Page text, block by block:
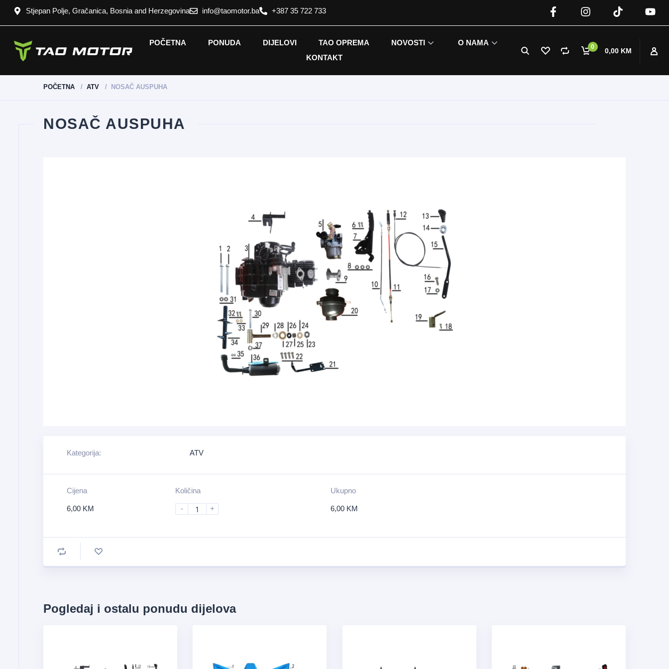
Stjepan Polje, Gračanica, Bosnia and Herzegovina info@taomotor.ba +387 35 722 733
0 0,00 KM
POČETNA PONUDA DIJELOVI TAO OPREMA NOVOSTI
O NAMA
KONTAKT
POČETNA ATV NOSAČ AUSPUHA
NOSAČ AUSPUHA
Kategorija: ATV
Cijena
6,00 KM
Količina
- +
Ukupno
6,00 KM
Pogledaj i ostalu ponudu dijelova